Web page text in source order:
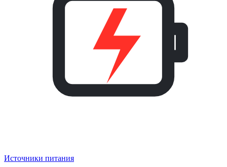
Источники питания